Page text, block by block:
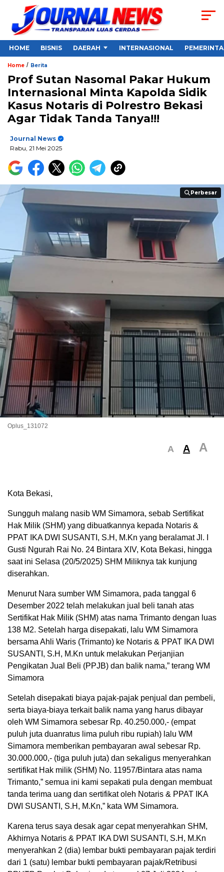
HOME BISNIS DAERAH INTERNASIONAL
Home / Berita
Prof Sutan Nasomal Pakar Hukum
Internasional Minta Kapolda Sidik
Kasus Notaris di Polrestro Bekasi
Agar Tidak Tanda Tanya!!!
Journal News
Rabu, 21 Mei 2025
Perbesar
Perbesar
Oplus_131072
A A A
Kota Bekasi,
Sungguh malang nasib WM Simamora, sebab Sertifikat
Hak Milik (SHM) yang dibuatkannya kepada Notaris &
PPAT IKA DWI SUSANTI, S.H, M.Kn yang beralamat Jl. I
Gusti Ngurah Rai No. 24 Bintara XIV, Kota Bekasi, hingga
saat ini Selasa (20/5/2025) SHM Miliknya tak kunjung
diserahkan.
Menurut Nara sumber WM Simamora, pada tanggal 6
Desember 2022 telah melakukan jual beli tanah atas
Sertifikat Hak Milik (SHM) atas nama Trimanto dengan luas
138 M2. Setelah harga disepakati, lalu WM Simamora
bersama Ahli Waris (Trimanto) ke Notaris & PPAT IKA DWI
SUSANTI, S.H, M.Kn untuk melakukan Perjanjian
Pengikatan Jual Beli (PPJB) dan balik nama,” terang WM
Simamora
Setelah disepakati biaya pajak-pajak penjual dan pembeli,
serta biaya-biaya terkait balik nama yang harus dibayar
oleh WM Simamora sebesar Rp. 40.250.000,- (empat
puluh juta duanratus lima puluh ribu rupiah) lalu WM
Simamora memberikan pembayaran awal sebesar Rp.
30.000.000,- (tiga puluh juta) dan sekaligus menyerahkan
sertifikat Hak milik (SHM) No. 11957/Bintara atas nama
Trimanto,” semua ini kami sepakati pula dengan membuat
tanda terima uang dan sertifikat oleh Notaris & PPAT IKA
DWI SUSANTI, S.H, M.Kn,” kata WM Simamora.
Karena terus saya desak agar cepat menyerahkan SHM,
Akhirnya Notaris & PPAT IKA DWI SUSANTI, S.H, M.Kn
menyerahkan 2 (dia) lembar bukti pembayaran pajak terdiri
dari 1 (satu) lembar bukti pembayaran pajak/Retribusi